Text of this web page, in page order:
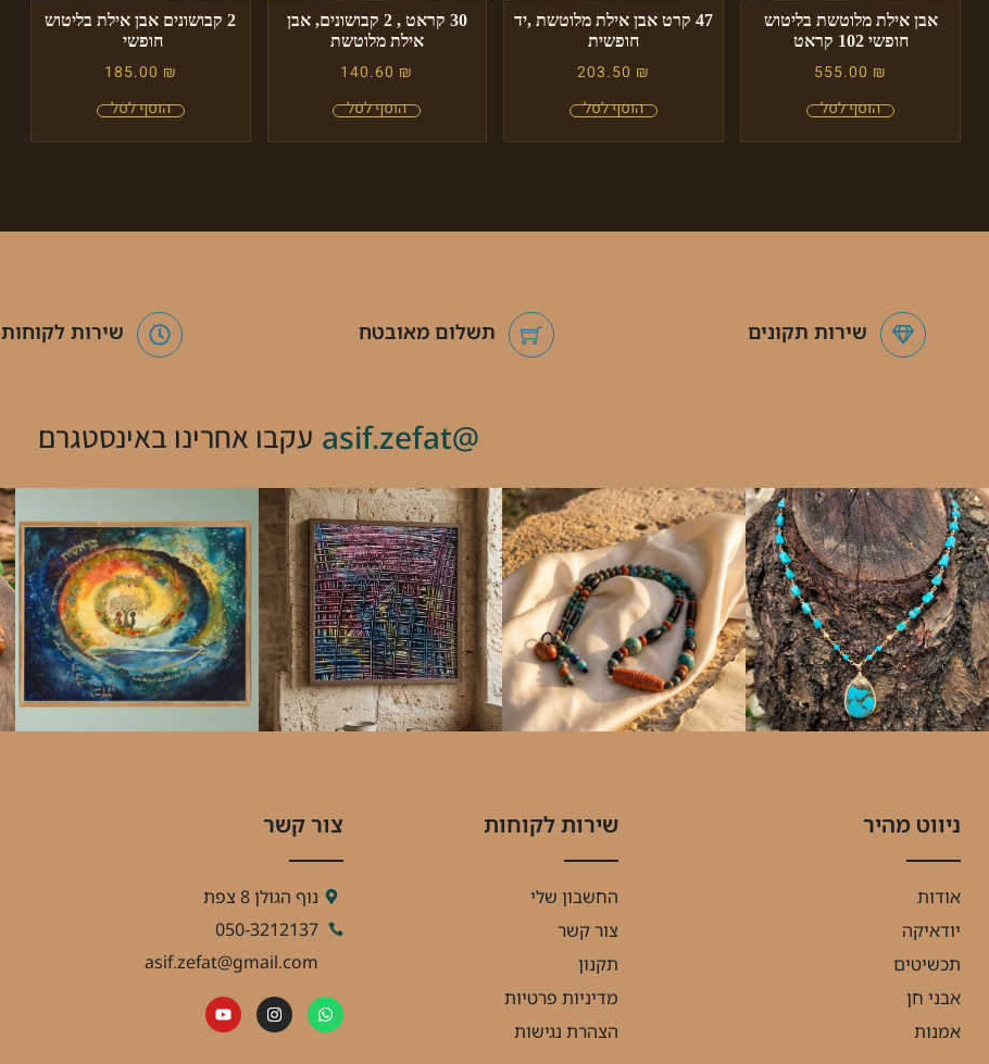
אבן אילת מלוטשת בליטוש
חופשי 102 קראט
555.00 ₪
47 קרט אבן אילת מלוטשת ,יד
חופשית
203.50 ₪
30 קראט , 2 קבושונים, אבן
אילת מלוטשת
140.60 ₪
2 קבושונים אבן אילת בליטוש
חופשי
185.00 ₪
שירות תקונים תשלום מאובטח שירות לקוחות
@asif.zefat עקבו אחרינו באינסטגרם
ניווט מהיר
אודות
יודאיקה
תכשיטים
אבני חן
אמנות
שירות לקוחות
החשבון שלי
צור קשר
תקנון
מדיניות פרטיות
הצהרת נגישות
צור קשר
נוף הגולן 8 צפת
050-3212137
asif.zefat@gmail.com